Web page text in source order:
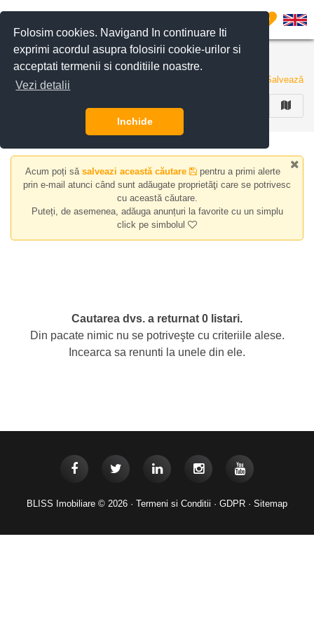
Folosim cookies. Navigand In continuare Iti
exprimi acordul asupra folosirii cookie-urilor si
acceptati termenii si conditiile noastre.
Vezi detalii
Inchide
0
Case/vile de inchiriat zona Obor
0 anunturi Salvează
FILTREAZA
Acum poți să salveazi această căutare
pentru a primi alerte
prin e-mail atunci când sunt adăugate proprietăţi care se potrivesc
cu această căutare.
Puteți, de asemenea, adăuga anunțuri la favorite cu un simplu
click pe simbolul
Cautarea dvs. a returnat 0 listari.
Din pacate nimic nu se potriveşte cu criteriile alese.
Incearca sa renunti la unele din ele.
BLISS Imobiliare © 2026 · Termeni si Conditii · GDPR · Sitemap